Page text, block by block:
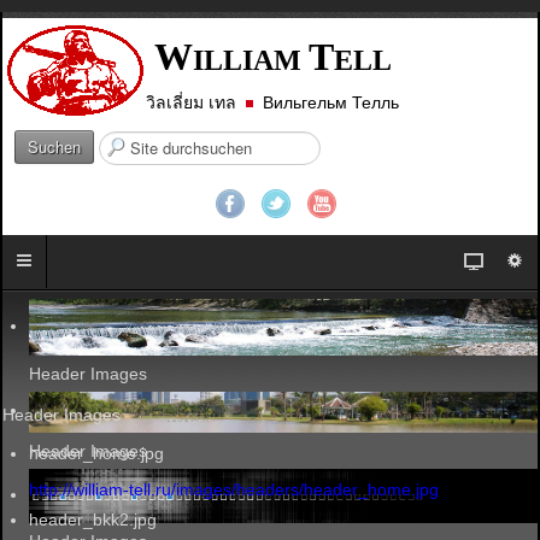
WILLIAM TELL
วิลเลี่ยม เทล Вильгельм Телль
Suchen
S
e
.
.
.
Header Images
Header Images
Header Images
header_home.jpg
http://william-tell.ru/images/headers/header_home.jpg
header_bkk2.jpg